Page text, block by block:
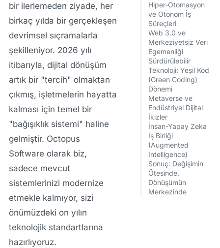
Hiper-Otomasyon
ve Otonom İş
Süreçleri
Web 3.0 ve
Merkeziyetsiz Veri
Egemenliği
Sürdürülebilir
Teknoloji: Yeşil Kod
(Green Coding)
Dönemi
Metaverse ve
Endüstriyel Dijital
İkizler
İnsan-Yapay Zeka
İş Birliği
(Augmented
Intelligence)
Sonuç: Değişimin
Ötesinde,
Dönüşümün
Merkezinde
bir ilerlemeden ziyade, her
birkaç yılda bir gerçekleşen
devrimsel sıçramalarla
şekilleniyor. 2026 yılı
itibarıyla, dijital dönüşüm
artık bir "tercih" olmaktan
çıkmış, işletmelerin hayatta
kalması için temel bir
"bağışıklık sistemi" haline
gelmiştir. Octopus
Software olarak biz,
sadece mevcut
sistemlerinizi modernize
etmekle kalmıyor, sizi
önümüzdeki on yılın
teknolojik standartlarına
hazırlıyoruz.